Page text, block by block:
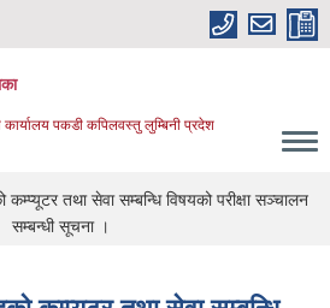
कार्यालय पकडी कपिलवस्तु लुम्बिनी प्रदेश
तथा सेवा सम्बन्धि विषयको परीक्षा सञ्चालन
सम्बन्धी सूचना ।